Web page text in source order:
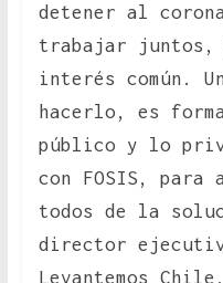
detener al
trabajar juntos,
interés común.
hacerlo, es
público y lo
con FOSIS,
todos de la
director
Levantemos